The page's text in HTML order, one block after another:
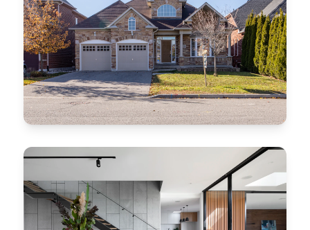
Marquesinas comerciales
La Piedad